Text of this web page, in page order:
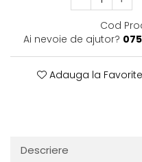
Cod
Ai nevoie de ajutor?
Adauga la Favorite
Descriere